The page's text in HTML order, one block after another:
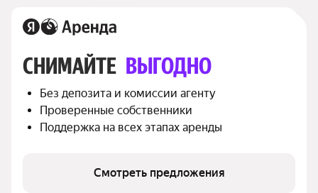
СНИМАЙТЕ ВЫГОДНО
Без депозита и комиссии агенту
Проверенные собственники
Поддержка на всех этапах аренды
Смотреть предложения